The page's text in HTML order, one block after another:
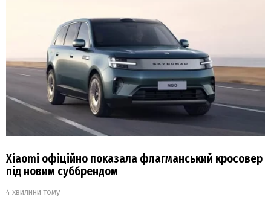
Xiaomi офіційно показала флагманський кросовер
під новим суббрендом
4 хвилини тому